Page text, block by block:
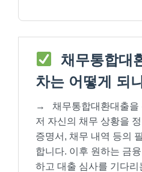
채무통합대
차는 어떻게 되
→
채무통합대환대출을
저 자신의 채무 상황을
증명서, 채무 내역 등의
합니다. 이후 원하는 금
하고 대출 심사를 기다리